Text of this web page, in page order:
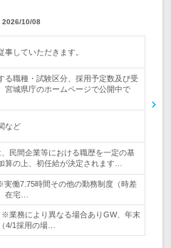
2026/10/08
事していただきます。
る職種・試験区分、採用予定数及び受
宮城県庁のホームページで公開中で
など
民間企業等における職歴を一定の基
算の上、初任給が決定されます…
働7.75時間その他の勤務制度（時差
在宅…
業務により異なる場合ありGW、年末
4/1採用の場…